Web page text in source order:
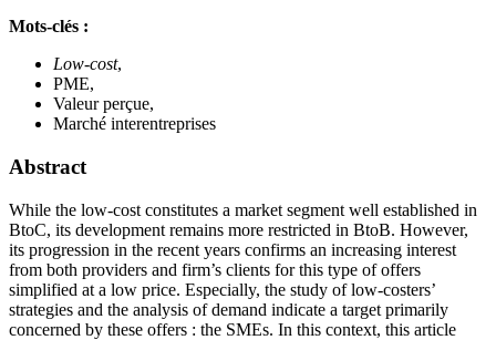
Mots-clés :
Low-cost,
PME,
Valeur perçue,
Marché interentreprises
Abstract
While the low-cost constitutes a market segment well established in
BtoC, its development remains more restricted in BtoB. However,
its progression in the recent years confirms an increasing interest
from both providers and firm’s clients for this type of offers
simplified at a low price. Especially, the study of low-costers’
strategies and the analysis of demand indicate a target primarily
concerned by these offers : the SMEs. In this context, this article